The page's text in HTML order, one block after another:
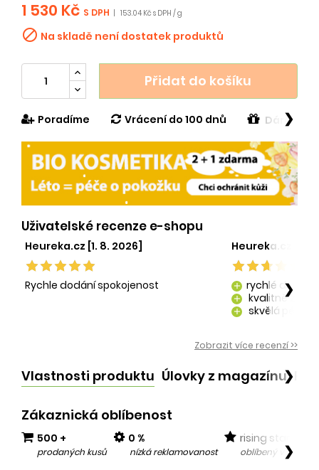
1 530 Kč S DPH 153.04 Kč s DPH / g
 Na skladě není dostatek produktů
Přidat do košíku
Poradíme Vrácení do 100 dnů Dárek v
❯
Uživatelské recenze e-shopu
Heureka.cz [1. 8. 2026]
Rychle dodání spokojenost
Heureka.cz [29.
add rychlé dodání
add kvalitně
add skvělá péče o
❯
Zobrazit více recenzí >>
Vlastnosti produktu Úlovky z magazínu❯
Zákaznická oblíbenost
500 +
prodaných kusů
0 %
nízká reklamovanost
rising star
oblíbený v❯